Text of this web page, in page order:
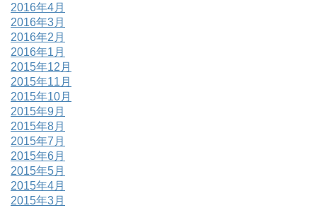
2016年4月
2016年3月
2016年2月
2016年1月
2015年12月
2015年11月
2015年10月
2015年9月
2015年8月
2015年7月
2015年6月
2015年5月
2015年4月
2015年3月